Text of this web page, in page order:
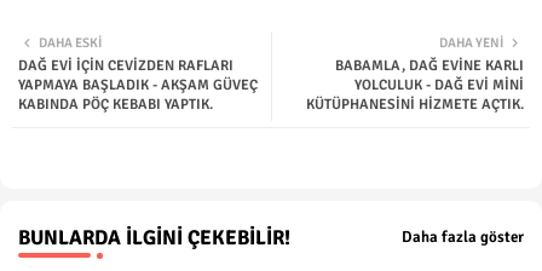
ter
DAHA YENI
BABAMLA, DAĞ EVİNE KARLI
YOLCULUK - DAĞ EVİ MİNİ
KÜTÜPHANESİNİ HİZMETE AÇTIK.
DAHA ESKI
DAĞ EVİ İÇİN CEVİZDEN RAFLARI
YAPMAYA BAŞLADIK - AKŞAM GÜVEÇ
KABINDA PÖÇ KEBABI YAPTIK.
BUNLARDA İLGINI ÇEKEBILIR! Daha fazla göster